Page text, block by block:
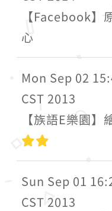
【Facebook】
心
Mon Sep 02
CST 2013
【族語E樂園
Sun Sep 01
CST 2013